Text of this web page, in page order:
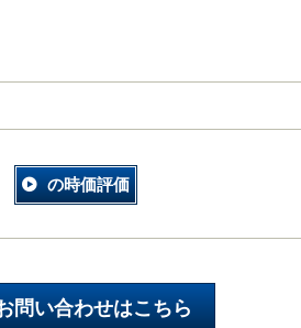
の時価評価